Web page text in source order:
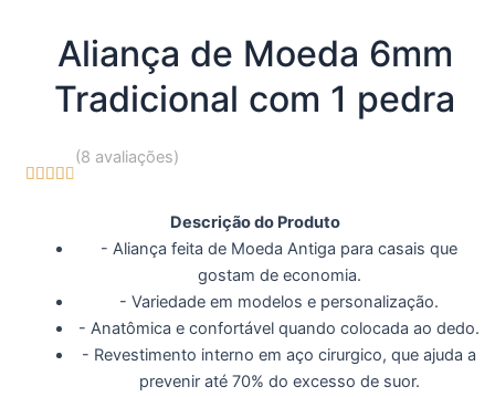
Aliança de Moeda 6mm
Tradicional com 1 pedra
    
(8 avaliações)
Descrição do Produto
- Aliança feita de Moeda Antiga para casais que
gostam de economia.
- Variedade em modelos e personalização.
- Anatômica e confortável quando colocada ao dedo.
- Revestimento interno em aço cirurgico, que ajuda a
prevenir até 70% do excesso de suor.